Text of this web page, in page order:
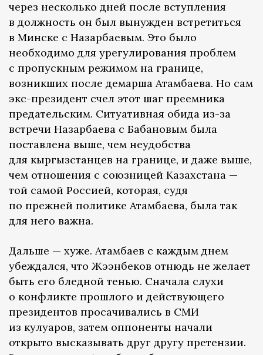
через несколько дней после вступления
в должность он был вынужден встретиться
в Минске с Назарбаевым. Это было
необходимо для урегулирования проблем
с пропускным режимом на границе,
возникших после демарша Атамбаева. Но сам
экс-президент счел этот шаг преемника
предательским. Ситуативная обида из-за
встречи Назарбаева с Бабановым была
поставлена выше, чем неудобства
для кыргызстанцев на границе, и даже выше,
чем отношения с союзницей Казахстана —
той самой Россией, которая, судя
по прежней политике Атамбаева, была так
для него важна.
Дальше — хуже. Атамбаев с каждым днем
убеждался, что Жээнбеков отнюдь не желает
быть его бледной тенью. Сначала слухи
о конфликте прошлого и действующего
президентов просачивались в СМИ
из кулуаров, затем оппоненты начали
открыто высказывать друг другу претензии.